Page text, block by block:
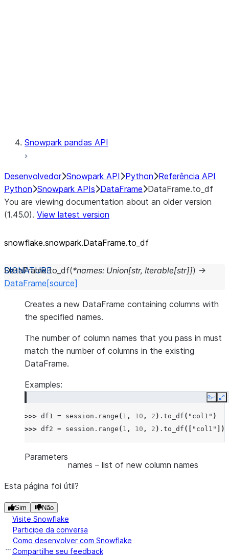
Snowpark pandas API
Desenvolvedor Snowpark API Python Referência API
Python Snowpark APIs DataFrame DataFrame.to_df
You are viewing documentation about an older version
(1.45.0). View latest version
snowflake.snowpark.DataFrame.to_ df
DataFrame.to_df(*names: Union[str, Iterable[str]]) →
DataFrame [source]
Creates a new DataFrame containing columns with
the specified names.
The number of column names that you pass in must
match the number of columns in the existing
DataFrame.
Examples:
Copy
>>> df1 = session . range ( 1 , 10 , 2 ) . to_df ( "col1" )
>>> df2 = session . range ( 1 , 10 , 2 ) . to_df ([ "col1" ])
Parameters
names – list of new column names
Esta página foi útil?
Sim Não
Visite Snowflake
Participe da conversa
Como desenvolver com Snowflake
Compartilhe seu feedback